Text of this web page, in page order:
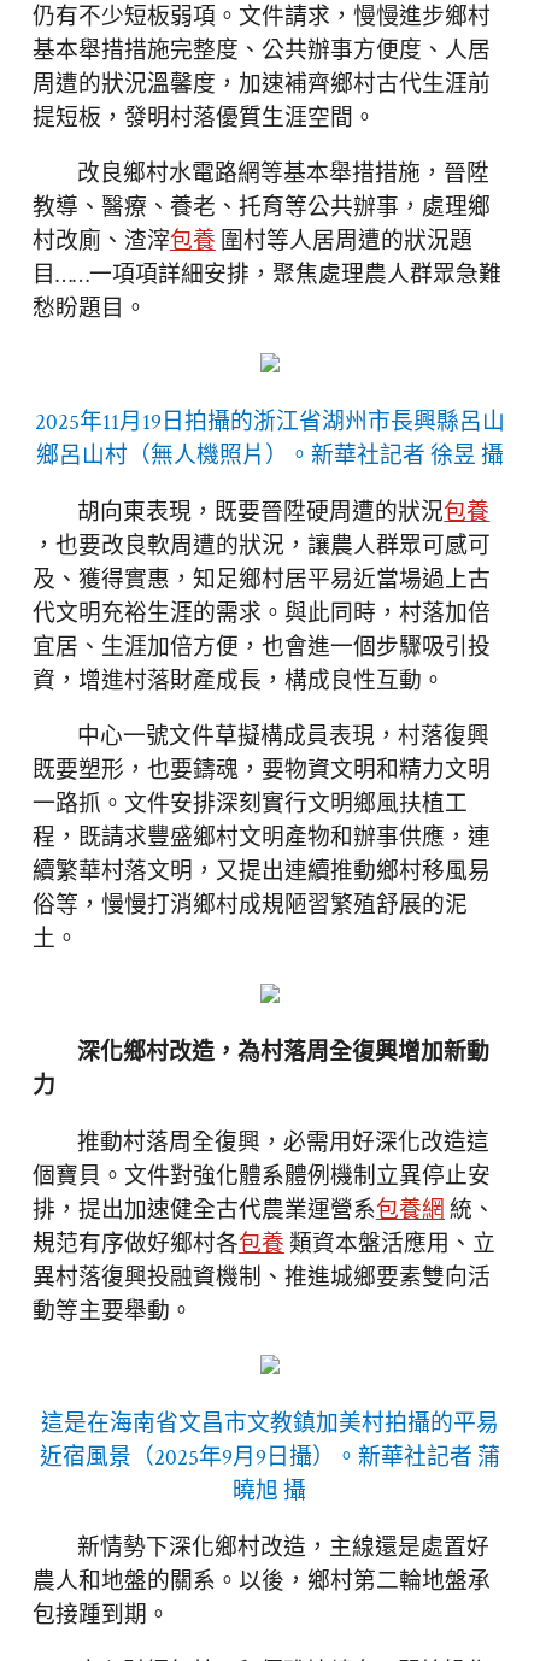
仍有不少短板弱項。文件請求，慢慢進步鄉村
基本舉措措施完整度、公共辦事方便度、人居
周遭的狀況溫馨度，加速補齊鄉村古代生涯前
提短板，發明村落優質生涯空間。
改良鄉村水電路網等基本舉措措施，晉陞
教導、醫療、養老、托育等公共辦事，處理鄉
村改廁、渣滓包養圍村等人居周遭的狀況題
目……一項項詳細安排，聚焦處理農人群眾急難
愁盼題目。
2025年11月19日拍攝的浙江省湖州市長興縣呂山
鄉呂山村（無人機照片）。新華社記者 徐昱 攝
胡向東表現，既要晉陞硬周遭的狀況包養
，也要改良軟周遭的狀況，讓農人群眾可感可
及、獲得實惠，知足鄉村居平易近當場過上古
代文明充裕生涯的需求。與此同時，村落加倍
宜居、生涯加倍方便，也會進一個步驟吸引投
資，增進村落財產成長，構成良性互動。
中心一號文件草擬構成員表現，村落復興
既要塑形，也要鑄魂，要物資文明和精力文明
一路抓。文件安排深刻實行文明鄉風扶植工
程，既請求豐盛鄉村文明產物和辦事供應，連
續繁華村落文明，又提出連續推動鄉村移風易
俗等，慢慢打消鄉村成規陋習繁殖舒展的泥
土。
深化鄉村改造，為村落周全復興增加新動
力
推動村落周全復興，必需用好深化改造這
個寶貝。文件對強化體系體例機制立異停止安
排，提出加速健全古代農業運營系包養網 統、
規范有序做好鄉村各包養 類資本盤活應用、立
異村落復興投融資機制、推進城鄉要素雙向活
動等主要舉動。
這是在海南省文昌市文教鎮加美村拍攝的平易
近宿風景（2025年9月9日攝）。新華社記者 蒲
曉旭 攝
新情勢下深化鄉村改造，主線還是處置好
農人和地盤的關系。以後，鄉村第二輪地盤承
包接踵到期。